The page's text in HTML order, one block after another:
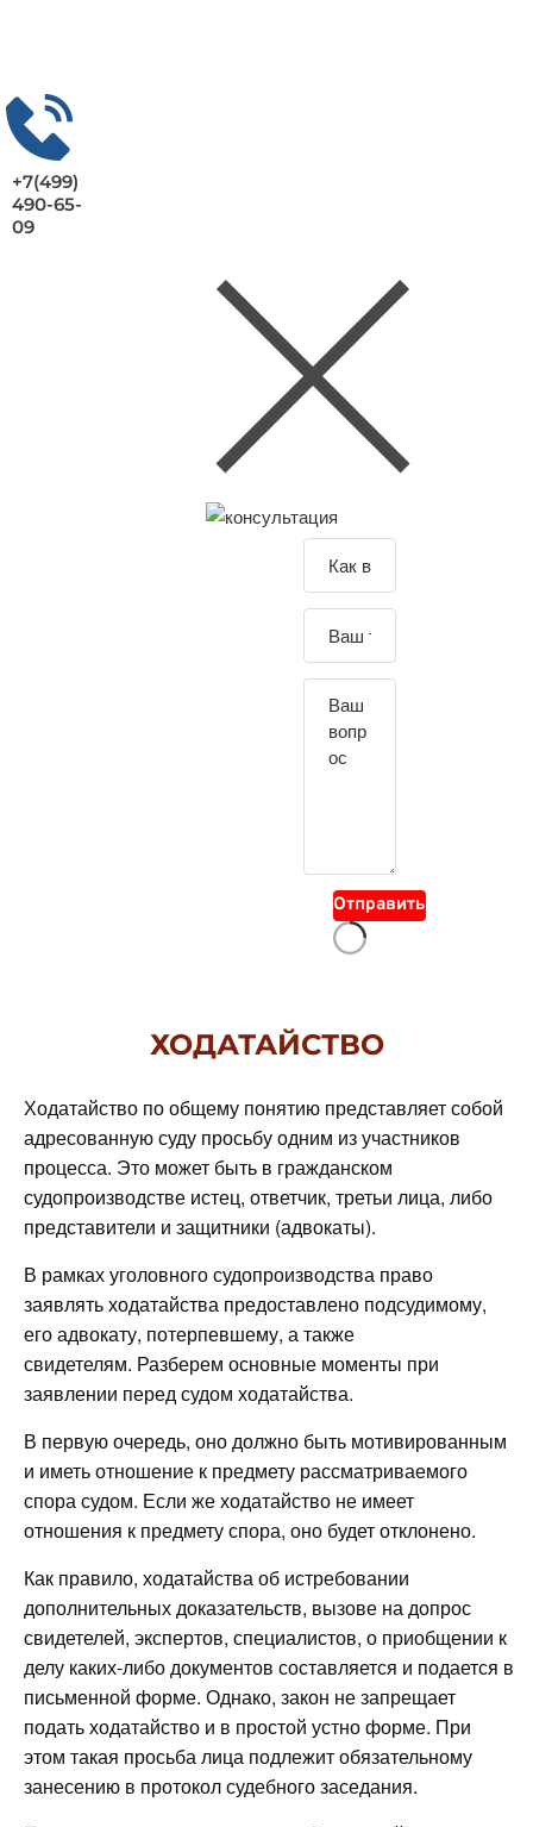
+7(499)
490-65-
09
Отправить
ХОДАТАЙСТВО
Ходатайство по общему понятию представляет собой
адресованную суду просьбу одним из участников
процесса. Это может быть в гражданском
судопроизводстве истец, ответчик, третьи лица, либо
представители и защитники (адвокаты).
В рамках уголовного судопроизводства право
заявлять ходатайства предоставлено подсудимому,
его адвокату, потерпевшему, а также
свидетелям. Разберем основные моменты при
заявлении перед судом ходатайства.
В первую очередь, оно должно быть мотивированным
и иметь отношение к предмету рассматриваемого
спора судом. Если же ходатайство не имеет
отношения к предмету спора, оно будет отклонено.
Как правило, ходатайства об истребовании
дополнительных доказательств, вызове на допрос
свидетелей, экспертов, специалистов, о приобщении к
делу каких-либо документов составляется и подается в
письменной форме. Однако, закон не запрещает
подать ходатайство и в простой устно форме. При
этом такая просьба лица подлежит обязательному
занесению в протокол судебного заседания.